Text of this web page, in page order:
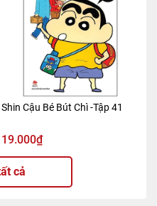
Shin Cậu Bé Bút Chì -Tập 41
19.000₫
cả